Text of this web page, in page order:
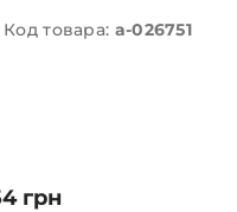
Код товара: a-026751
грн